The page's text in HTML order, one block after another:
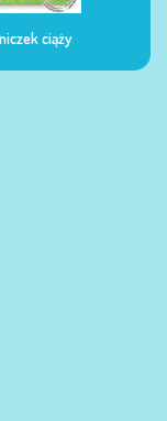
żywienia